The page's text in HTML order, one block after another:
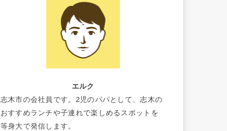
エルク
志木市の会社員です。2児のパパとして、志木の
おすすめランチや子連れで楽しめるスポットを
等身大で発信します。